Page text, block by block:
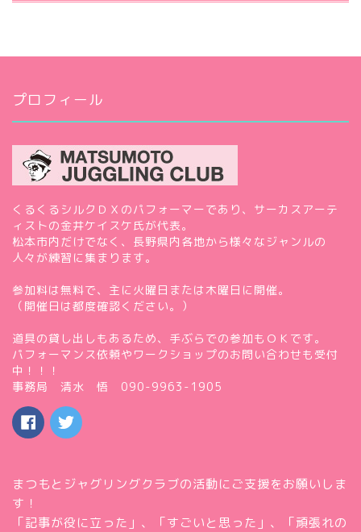
プロフィール
くるくるシルクＤＸのパフォーマーであり、サーカスアーテ
ィストの金井ケイスケ氏が代表。
松本市内だけでなく、長野県内各地から様々なジャンルの
人々が練習に集まります。
参加料は無料で、主に火曜日または木曜日に開催。
（開催日は都度確認ください。）
道具の貸し出しもあるため、手ぶらでの参加もＯＫです。
パフォーマンス依頼やワークショップのお問い合わせも受付
中！！！
事務局 清水 悟 090-9963-1905
まつもとジャグリングクラブの活動にご支援をお願いしま
す！
「記事が役に立った」、「すごいと思った」、「頑張れの